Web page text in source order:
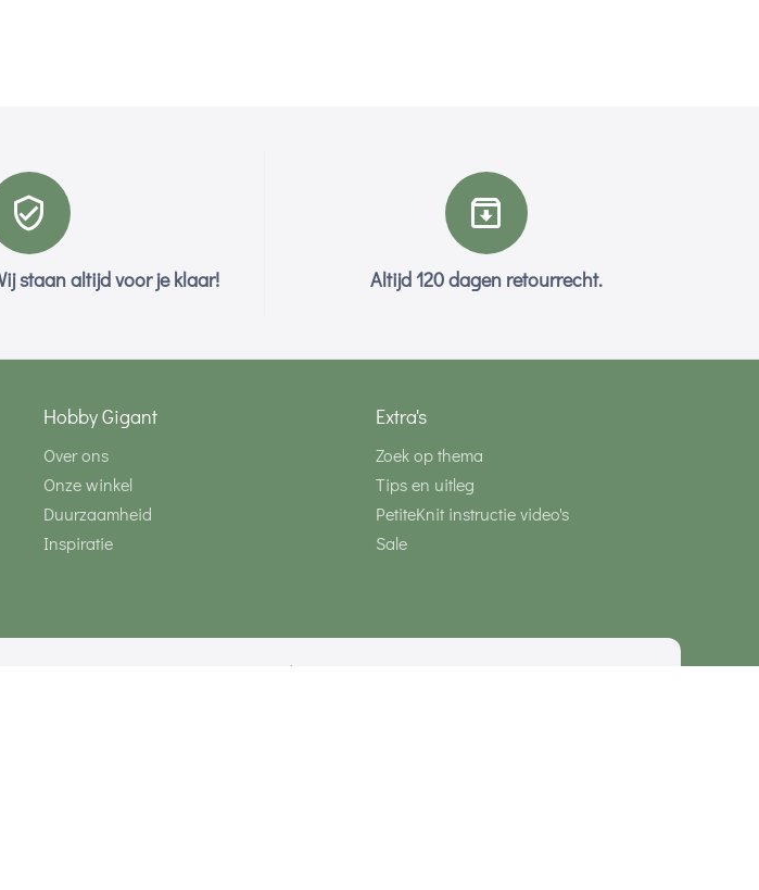
staan altijd voor je klaar! Altijd 120 dagen retourrecht.
Hobby Gigant
Over ons
Onze winkel
Duurzaamheid
Inspiratie
Extra's
Zoek op thema
Tips en uitleg
PetiteKnit instructie video's
Sale
Volg ons via social media